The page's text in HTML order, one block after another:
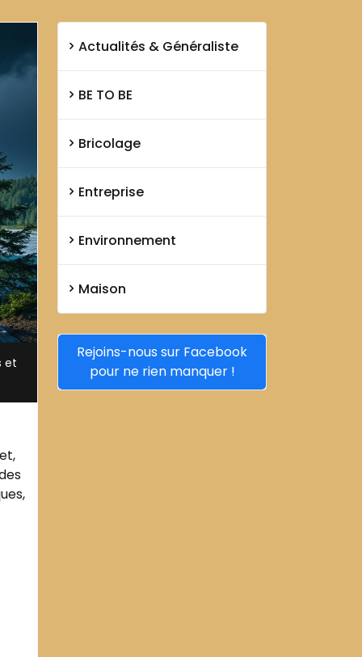
et
Actualités & Généraliste
BE TO BE
Bricolage
Entreprise
Environnement
Maison
Rejoins-nous sur Facebook
pour ne rien manquer !